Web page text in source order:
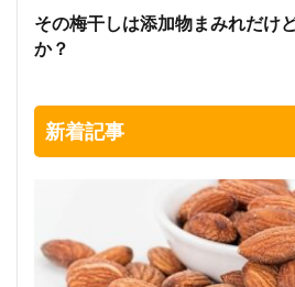
その梅干しは添加物まみれだけ
か？
新着記事